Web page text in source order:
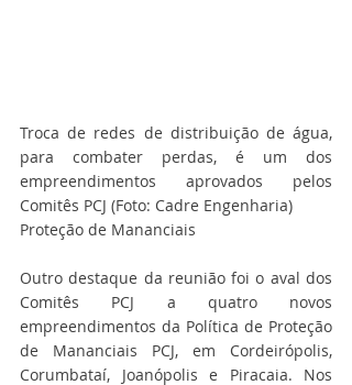
Troca de redes de distribuição de água,
para combater perdas, é um dos
empreendimentos aprovados pelos
Comitês PCJ (Foto: Cadre Engenharia)
Proteção de Mananciais
Outro destaque da reunião foi o aval dos
Comitês PCJ a quatro novos
empreendimentos da Política de Proteção
de Mananciais PCJ, em Cordeirópolis,
Corumbataí, Joanópolis e Piracaia. Nos